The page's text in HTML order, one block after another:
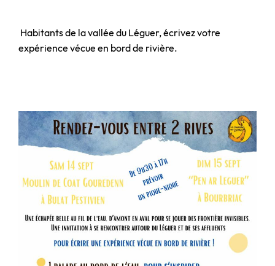
Habitants de la vallée du Léguer, écrivez votre
expérience vécue en bord de rivière.